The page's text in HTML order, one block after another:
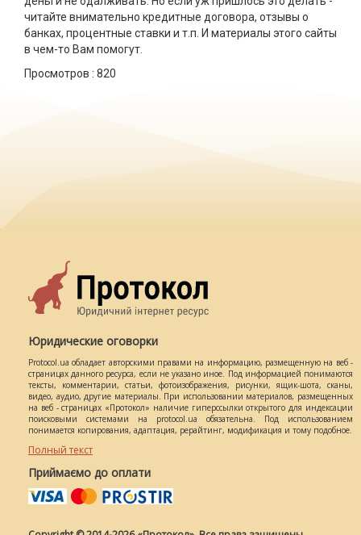
читайте внимательно кредитные договора, отзывы о
банках, процентные ставки и т.п. И материалы этого сайты
в чем-то Вам помогут.
Просмотров : 820
Юридические оговорки
Protocol.ua обладает авторскими правами на информацию, размещенную на веб -
страницах данного ресурса, если не указано иное. Под информацией понимаются
тексты, комментарии, статьи, фотоизображения, рисунки, ящик-шота, сканы,
видео, аудио, другие материалы. При использовании материалов, размещенных
на веб - страницах «Протокол» наличие гиперссылки открытого для индексации
поисковыми системами на protocol.ua обязательна. Под использованием
понимается копирования, адаптация, рерайтинг, модификация и тому подобное.
Полный текст
Приймаємо до оплати